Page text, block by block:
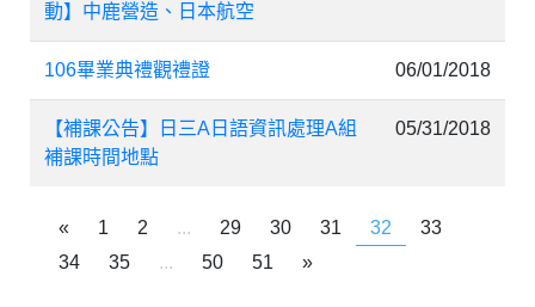
動】中鹿營造、日本航空
106畢業典禮觀禮證 06/01/2018
【補課公告】日三A日語資訊處理A組
補課時間地點
05/31/2018
« 1 2 ... 29 30 31 32
33
34
35 ... 50 51 »